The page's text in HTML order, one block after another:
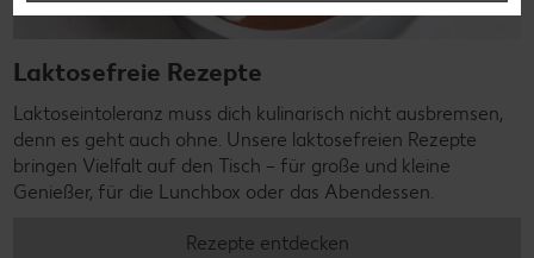
Laktosefreie Rezepte
Laktoseintoleranz muss dich kulinarisch nicht ausbremsen,
denn es geht auch ohne. Unsere laktosefreien Rezepte
bringen Vielfalt auf den Tisch – für große und kleine
Genießer, für die Lunchbox oder das Abendessen.
Rezepte entdecken